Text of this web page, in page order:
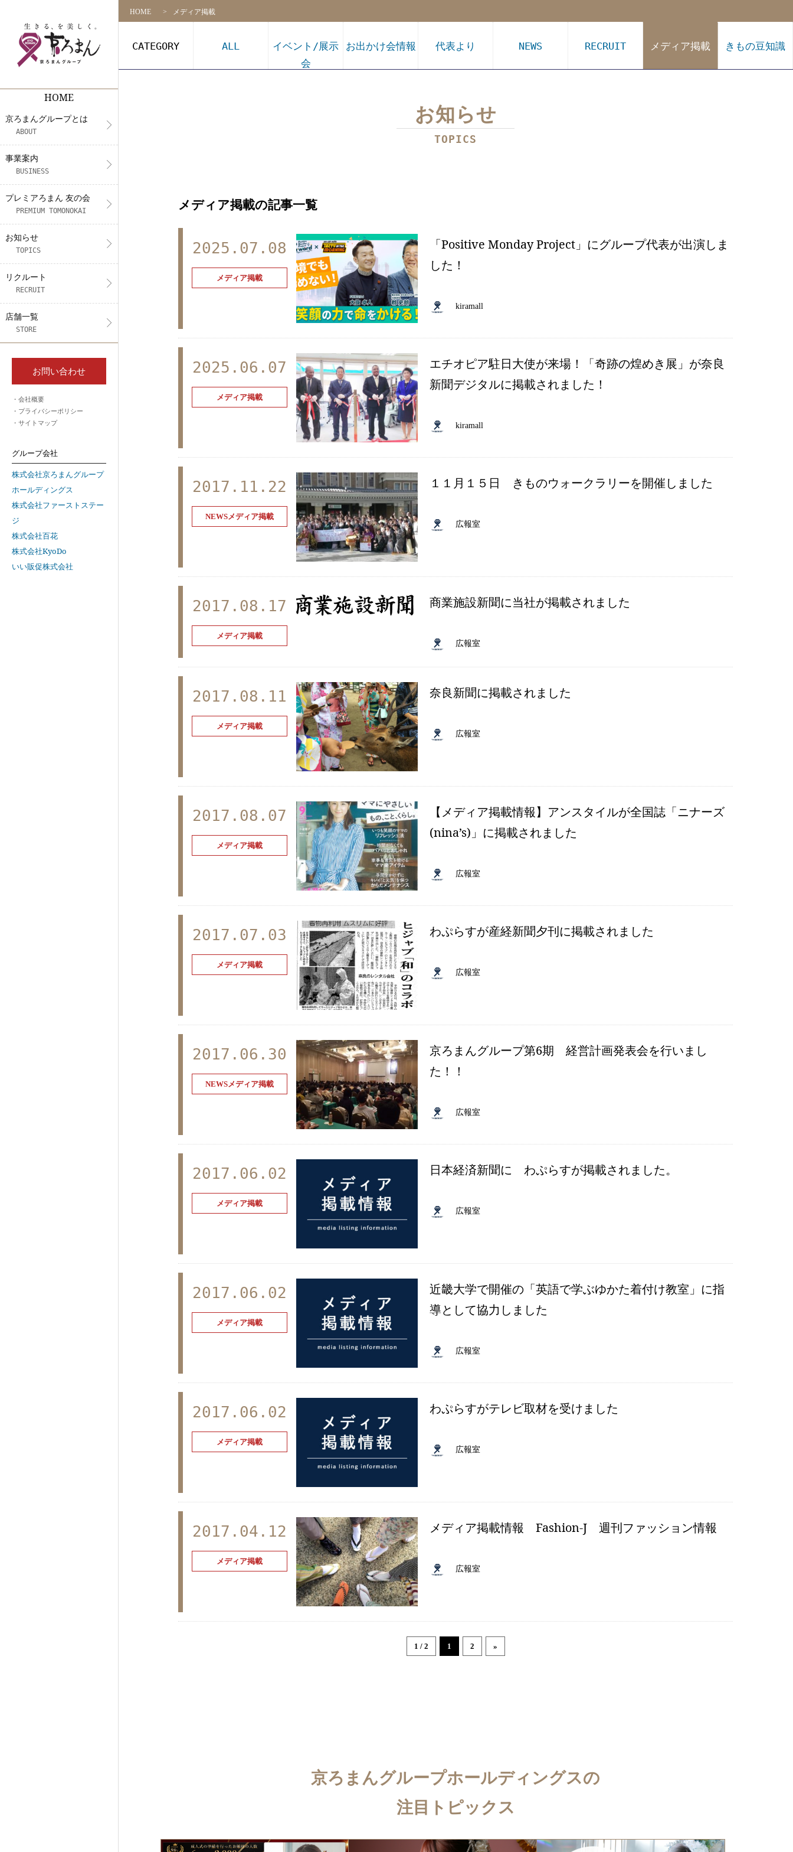
HOME
京ろまんグループとは
ABOUT
事業案内
BUSINESS
プレミアろまん 友の会
PREMIUM TOMONOKAI
お知らせ
TOPICS
リクルート
RECRUIT
店舗一覧
STORE
お問い合わせ
会社概要
プライバシーポリシー
サイトマップ
グループ会社
株式会社京ろまんグループ
ホールディングス
株式会社ファーストステー
ジ
株式会社百花
株式会社KyoDo
いい販促株式会社
HOME メディア掲載
CATEGORY ALL
イベント/展示
会
お出かけ会情報 代表より NEWS RECRUIT メディア掲載 きもの豆知識
お知らせ
TOPICS
メディア掲載の記事一覧
2025.07.08
メディア掲載
「Positive Monday Project」にグループ代表が出演しま
した！
kiramall
2025.06.07
メディア掲載
エチオピア駐日大使が来場！「奇跡の煌めき展」が奈良
新聞デジタルに掲載されました！
kiramall
2017.11.22
NEWSメディア掲載
１１月１５日 きものウォークラリーを開催しました
広報室
2017.08.17
メディア掲載
商業施設新聞に当社が掲載されました
広報室
2017.08.11
メディア掲載
奈良新聞に掲載されました
広報室
2017.08.07
メディア掲載
【メディア掲載情報】アンスタイルが全国誌「ニナーズ
(nina’s)」に掲載されました
広報室
2017.07.03
メディア掲載
わぷらすが産経新聞夕刊に掲載されました
広報室
2017.06.30
NEWSメディア掲載
京ろまんグループ第6期 経営計画発表会を行いまし
た！！
広報室
2017.06.02
メディア掲載
日本経済新聞に わぷらすが掲載されました。
広報室
2017.06.02
メディア掲載
近畿大学で開催の「英語で学ぶゆかた着付け教室」に指
導として協力しました
広報室
2017.06.02
メディア掲載
わぷらすがテレビ取材を受けました
広報室
2017.04.12
メディア掲載
メディア掲載情報 Fashion-J 週刊ファッション情報
広報室
1 / 2 1 2 »
京ろまんグループホールディングスの
注目トピックス